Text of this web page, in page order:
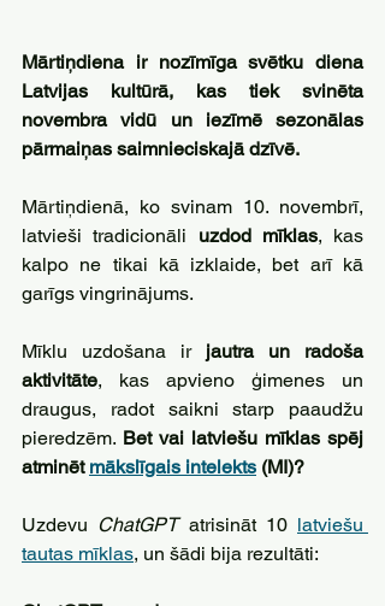
Mārtiņdiena ir nozīmīga svētku diena
Latvijas kultūrā, kas tiek svinēta
novembra vidū un iezīmē sezonālas
pārmaiņas saimnieciskajā dzīvē.
Mārtiņdienā, ko svinam 10. novembrī,
latvieši tradicionāli uzdod mīklas, kas
kalpo ne tikai kā izklaide, bet arī kā
garīgs vingrinājums.
Mīklu uzdošana ir jautra un radoša
aktivitāte, kas apvieno ģimenes un
draugus, radot saikni starp paaudžu
pieredzēm. Bet vai latviešu mīklas spēj
atminēt mākslīgais intelekts (MI)?
Uzdevu ChatGPT atrisināt 10 latviešu
tautas mīklas, un šādi bija rezultāti: